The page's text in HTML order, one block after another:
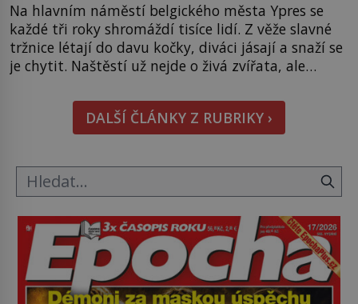
Na hlavním náměstí belgického města Ypres se
každé tři roky shromáždí tisíce lidí. Z věže slavné
tržnice létají do davu kočky, diváci jásají a snaží se
je chytit. Naštěstí už nejde o živá zvířata, ale
Tato veselá podívaná připomíná jeden z
nejpodivnějších a zároveň nejkrutějších zvyků […]
DALŠÍ ČLÁNKY Z RUBRIKY ›